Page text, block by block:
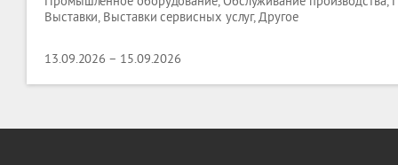
Выставки, Выставки сервисных услуг, Другое
13.09.2026 – 15.09.2026